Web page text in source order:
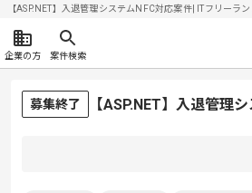
【ASP.NET】入退管理システムNFC対応案件| ITフリー
企業の方 案件検索
募集終了 【ASP.NET】入退管理